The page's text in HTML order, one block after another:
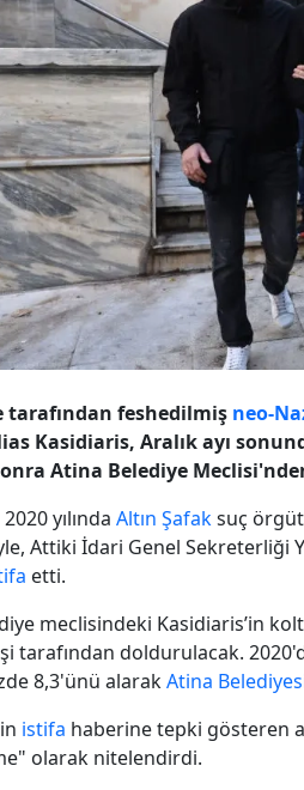
tarafından feshedilmiş neo-
Kasidiaris, Aralık ayı
Atina Belediye
yılında Altın Şafaksuç
Attiki İdari Genel Sekreterliği
etti.
meclisindeki Kasidiaris’in
tarafından doldurulacak.
8,3'ünü alarakAtina
istifa haberine tepki gösteren
olarak nitelendirdi.